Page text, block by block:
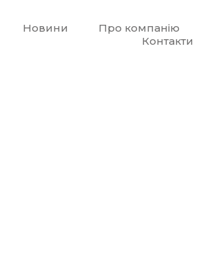
Новини
Про компанію
Контакти